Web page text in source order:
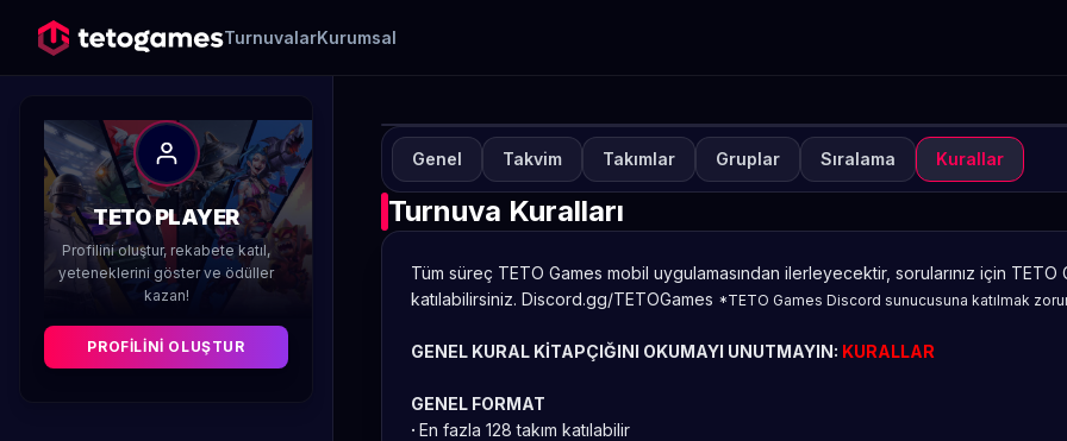
TurnuvalarKurumsal
TETO PLAYER
Profilini oluştur, rekabete katıl,
yeteneklerini göster ve ödüller
kazan!
PROFILINI OLUŞTUR
TURNUVA KAPALI
Wild Rift Road to LEGENDS
Genel Takvim Takımlar Gruplar Sıralama Kurallar
Turnuva Kuralları
Tüm süreç TETO Games mobil uygulamasından ilerleyecektir, sorularınız için
katılabilirsiniz. Discord.gg/TETOGames *TETO Games Discord sunucusuna katılmak
GENEL KURAL KİTAPÇIĞINI OKUMAYI UNUTMAYIN: KURALLAR
GENEL FORMAT
· En fazla 128 takım katılabilir